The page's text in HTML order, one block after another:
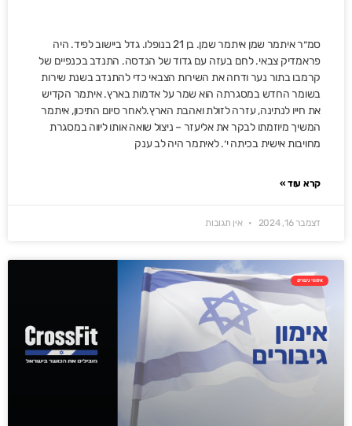
סמ״ר איתמר שמן איתמר שמן. בן 21 בנופלו. גדל ביישוב לפיד. היה
פראמדיק צבאי. לחם בעזה עם גדוד של הנדסה. התנדב בכנפיים של
קרמבו בתור נער ודחה את השירות הצבאי כדי להתנדב בשנת שירות
בשומר החדש במסגרתה הוא שמר על אדמות בארץ. איתמר הקדיש
את חייו לנתינה, עזרה לזולת ואהבת הארץ.לאחר סיום התיכון, איתמר
המשיך מיוזמתו לבקר את אליעזר – ניצול שואה אותו ליווה במסגרת
מחויבות אישית בכיתה י׳. לאיתמר היה לב ענק
קרא עוד »
דצמבר 16, 2024 אין תגובות
אימוני גיבורים